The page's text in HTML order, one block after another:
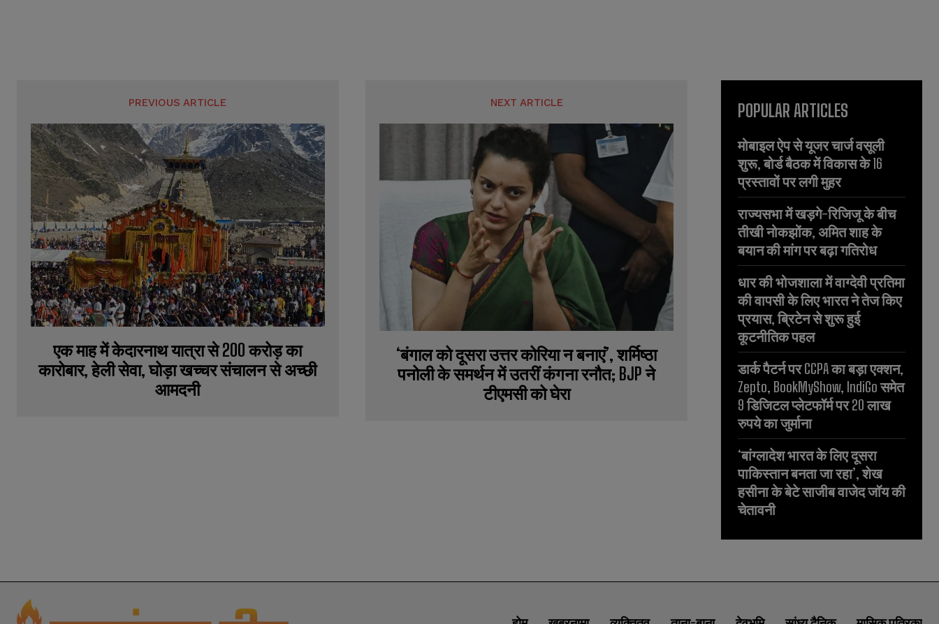
PREVIOUS ARTICLE
एक माह में केदारनाथ यात्रा से 200 करोड़ का
कारोबार, हेली सेवा, घोड़ा खच्चर संचालन से अच्छी
आमदनी
NEXT ARTICLE
‘बंगाल को दूसरा उत्तर कोरिया न बनाएं’, शर्मिष्ठा
पनोली के समर्थन में उतरीं कंगना रनौत; BJP ने
टीएमसी को घेरा
POPULAR ARTICLES
मोबाइल ऐप से यूजर चार्ज वसूली
शुरू, बोर्ड बैठक में विकास के 16
प्रस्तावों पर लगी मुहर
राज्यसभा में खड़गे-रिजिजू के बीच
तीखी नोकझोंक, अमित शाह के
बयान की मांग पर बढ़ा गतिरोध
धार की भोजशाला में वाग्देवी प्रतिमा
की वापसी के लिए भारत ने तेज किए
प्रयास, ब्रिटेन से शुरू हुई
कूटनीतिक पहल
डार्क पैटर्न पर CCPA का बड़ा एक्शन,
Zepto, BookMyShow, IndiGo समेत
9 डिजिटल प्लेटफॉर्म पर 20 लाख
रुपये का जुर्माना
‘बांग्लादेश भारत के लिए दूसरा
पाकिस्तान बनता जा रहा’, शेख
हसीना के बेटे साजीब वाजेद जॉय की
चेतावनी